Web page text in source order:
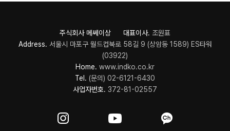
주식회사 메쎄이상 대표이사. 조원표
Address. 서울시 마포구 월드컵북로 58길 9 (상암동 1589) ES타워
(03922)
Home. www.indko.co.kr
Tel. (문의) 02-6121-6430
사업자번호. 372-81-02557